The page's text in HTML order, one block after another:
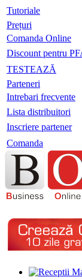
Tutoriale
Prețuri
Comanda Online
Discount pentru
TESTEAZĂ
Parteneri
Intrebari frecvente
Lista distribuitori
Inscriere partener
Comanda